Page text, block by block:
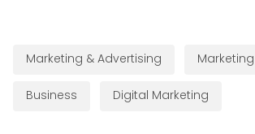
Marketing & Advertising
Business Digital Marketing